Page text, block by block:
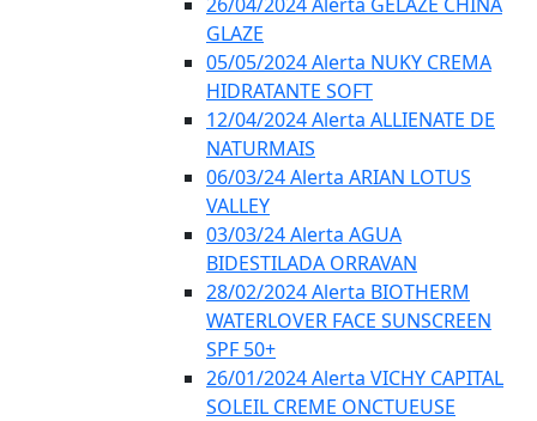
GLAZE
05/05/2024 Alerta NUKY CREMA
HIDRATANTE SOFT
12/04/2024 Alerta ALLIENATE DE
NATURMAIS
06/03/24 Alerta ARIAN LOTUS
VALLEY
03/03/24 Alerta AGUA
BIDESTILADA ORRAVAN
28/02/2024 Alerta BIOTHERM
WATERLOVER FACE SUNSCREEN
SPF 50+
26/01/2024 Alerta VICHY CAPITAL
SOLEIL CREME ONCTUEUSE